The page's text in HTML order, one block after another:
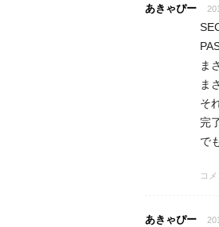
あきゃぴー
ま
ま
そ
完
で
コメ
あきゃぴー